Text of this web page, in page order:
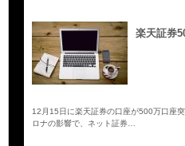
楽天証券
12月15日に楽天証券の口座が500万口座
ロナの影響で、ネット証券…